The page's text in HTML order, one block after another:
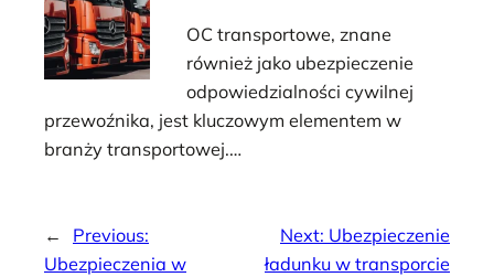
OC transportowe, znane
również jako ubezpieczenie
odpowiedzialności cywilnej
przewoźnika, jest kluczowym elementem w
branży transportowej.…
←
Previous:
Ubezpieczenia w
Next: Ubezpieczenie
ładunku w transporcie